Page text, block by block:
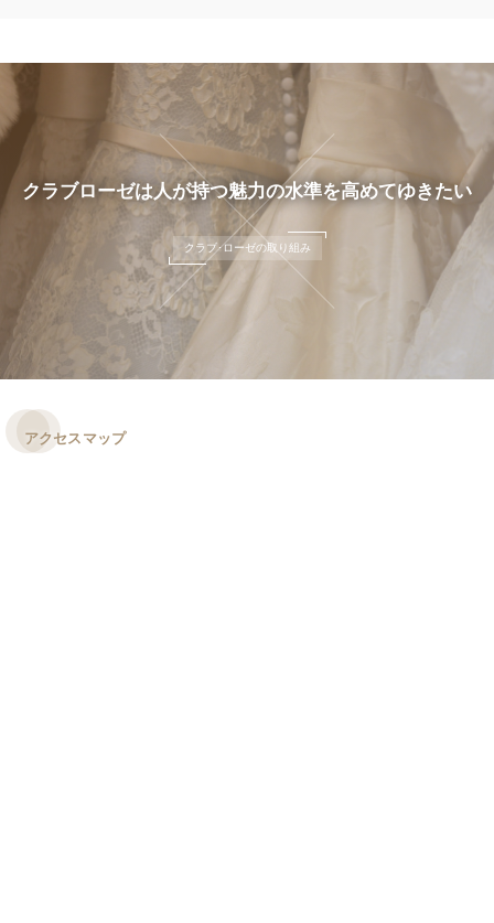
クラブローゼは人が持つ魅力の水準を高めてゆきたい
クラブ･ローゼの取り組み
アクセスマップ